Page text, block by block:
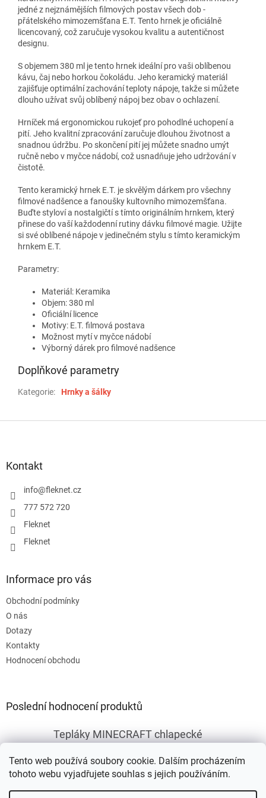
Tento web používá soubory cookie. Dalším procházením
tohoto webu vyjadřujete souhlas s jejich používáním.
jedné z nejznámějších filmových postav všech dob -
přátelského mimozemšťana E.T. Tento hrnek je oficiálně
licencovaný, což zaručuje vysokou kvalitu a autentičnost
designu.
S objemem 380 ml je tento hrnek ideální pro vaši oblíbenou
kávu, čaj nebo horkou čokoládu. Jeho keramický materiál
zajišťuje optimální zachování teploty nápoje, takže si můžete
dlouho užívat svůj oblíbený nápoj bez obav o ochlazení.
Hrníček má ergonomickou rukojeť pro pohodlné uchopení a
pití. Jeho kvalitní zpracování zaručuje dlouhou životnost a
snadnou údržbu. Po skončení pití jej můžete snadno umýt
ručně nebo v myčce nádobí, což usnadňuje jeho udržování v
čistotě.
Tento keramický hrnek E.T. je skvělým dárkem pro všechny
filmové nadšence a fanoušky kultovního mimozemšťana.
Buďte styloví a nostalgičtí s tímto originálním hrnkem, který
přinese do vaší každodenní rutiny dávku filmové magie. Užijte
si své oblíbené nápoje v jedinečném stylu s tímto keramickým
hrnkem E.T.
Parametry:
Materiál: Keramika
Objem: 380 ml
Oficiální licence
Motivy: E.T. filmová postava
Možnost mytí v myčce nádobí
Výborný dárek pro filmové nadšence
Doplňkové parametry
Kategorie: Hrnky a šálky
Kontakt
info@fleknet.cz
777 572 720
Fleknet
Fleknet
Informace pro vás
Obchodní podmínky
O nás
Dotazy
Kontakty
Hodnocení obchodu
Poslední hodnocení produktů
Tepláky MINECRAFT chlapecké